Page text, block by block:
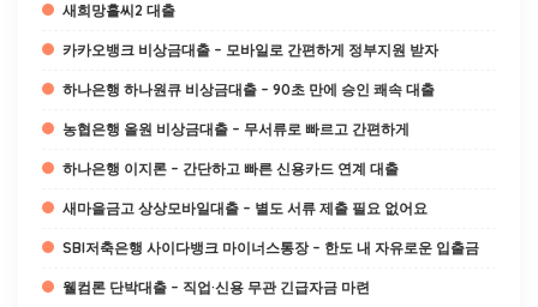
새희망홀씨2 대출
카카오뱅크 비상금대출 – 모바일로 간편하게 정부지원 받자
하나은행 하나원큐 비상금대출 – 90초 만에 승인 쾌속 대출
농협은행 올원 비상금대출 – 무서류로 빠르고 간편하게
하나은행 이지론 – 간단하고 빠른 신용카드 연계 대출
새마을금고 상상모바일대출 – 별도 서류 제출 필요 없어요
SBI저축은행 사이다뱅크 마이너스통장 – 한도 내 자유로운 입출금
웰컴론 단박대출 – 직업·신용 무관 긴급자금 마련